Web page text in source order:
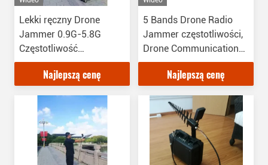
Lekki ręczny Drone
Jammer 0.9G-5.8G
Częstotliwość
zakłócania Zasilanie
akumulatorowe
Najlepszą cenę
5 Bands Drone Radio
Jammer częstotliwości,
Drone Communication
Jammer 2,5 godziny
czasu pracy
Najlepszą cenę